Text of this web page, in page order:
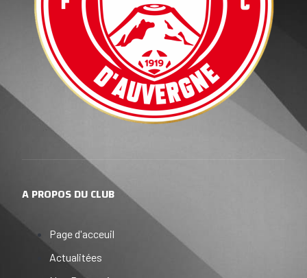
A PROPOS DU CLUB
Page d'acceuil
Actualitées